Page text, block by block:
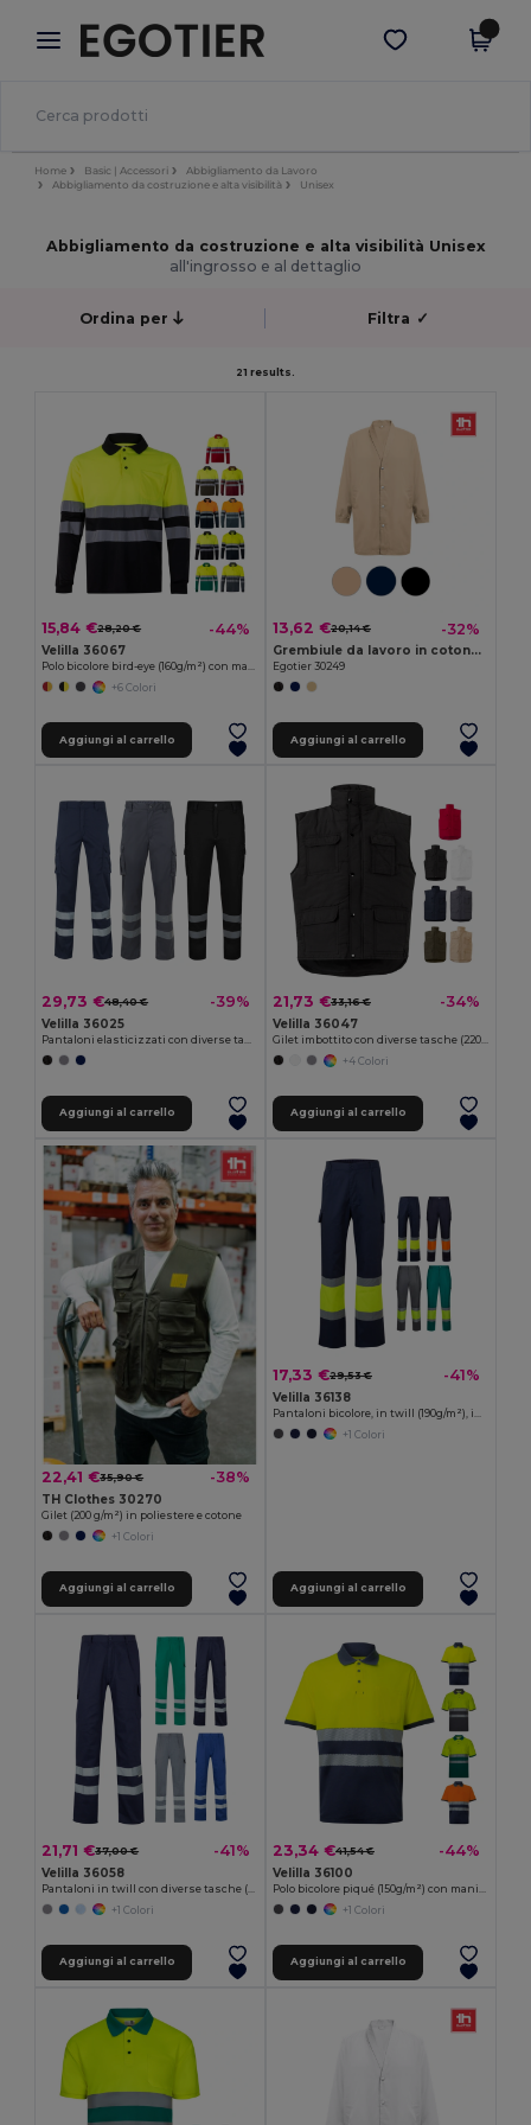
× App Egotier
Prezzi migliori sull'app!
Scarica app
Home Basic | Accessori
Abbigliamento da Lavoro
Abbigliamento da costruzione e alta visibilità
Unisex
Abbigliamento da costruzione e alta visibilità Unisex
all'ingrosso e al dettaglio
Ordina per Filtra ✓
21 results.
15,84 €28,20 € -44%
Velilla 36067
Polo bicolore bird-eye (160g/m²) con maniche lunghe, in poliestere (100%)
+6 Colori
Aggiungi al carrello
13,62 €20,14 € -32%
Grembiule da lavoro in cotone e poliestere
Egotier 30249
Aggiungi al carrello
29,73 €48,40 € -39%
Velilla 36025
Aggiungi al carrello
21,73 €33,16 € -34%
Velilla 36047
+4 Colori
Aggiungi al carrello
22,41 €35,90 € -38%
TH Clothes 30270
Gilet (200 g/m²) in poliestere e cotone
+1 Colori
Aggiungi al carrello
17,33 €29,53 € -41%
Velilla 36138
+1 Colori
Aggiungi al carrello
21,71 €37,00 € -41%
Velilla 36058
+1 Colori
Aggiungi al carrello
23,34 €41,54 € -44%
Velilla 36100
+1 Colori
Aggiungi al carrello